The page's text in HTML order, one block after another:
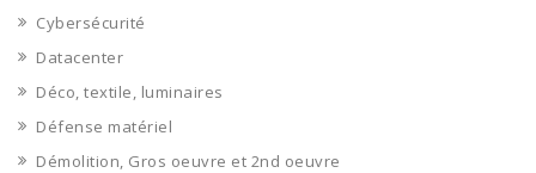
Cybersécurité
Datacenter
Déco, textile, luminaires
Défense matériel
Démolition, Gros oeuvre et 2nd oeuvre